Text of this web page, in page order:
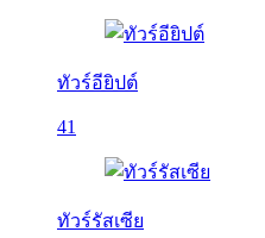
ทัวร์อียิปต์
41
ทัวร์รัสเซีย